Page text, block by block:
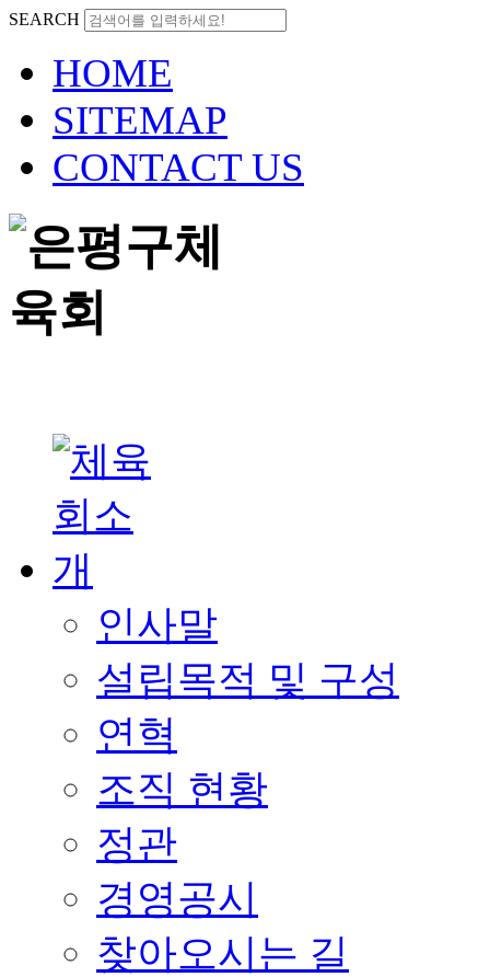
SEARCH
HOME
SITEMAP
CONTACT US
인사말
설립목적 및 구성
연혁
조직 현황
정관
경영공시
찾아오시는 길